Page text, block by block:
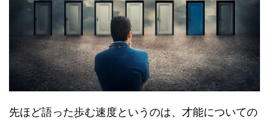
先ほど語った歩む速度というのは、才能についての